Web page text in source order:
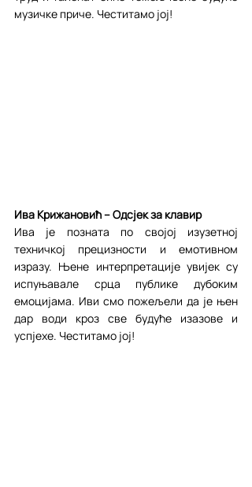
музичке приче. Честитамо јој!
Ива Крижановић – Одсјек за клавир
Ива је позната по својој изузетној
техничкој прецизности и емотивном
изразу. Њене интерпретације увијек су
испуњавале срца публике дубоким
емоцијама. Иви смо пожељели да је њен
дар води кроз све будуће изазове и
успјехе. Честитамо јој!